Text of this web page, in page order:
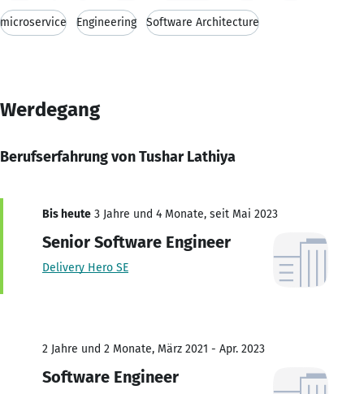
microservice Engineering Software Architecture
Werdegang
Berufserfahrung von Tushar Lathiya
Bis heute 3 Jahre und 4 Monate, seit Mai 2023
Senior Software Engineer
Delivery Hero SE
2 Jahre und 2 Monate, März 2021 - Apr. 2023
Software Engineer